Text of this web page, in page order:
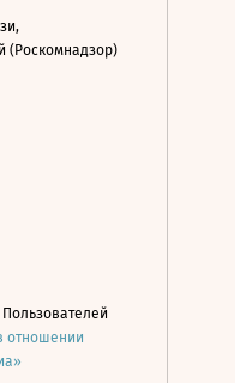
(Роскомнадзор)
Пользователей
отношении